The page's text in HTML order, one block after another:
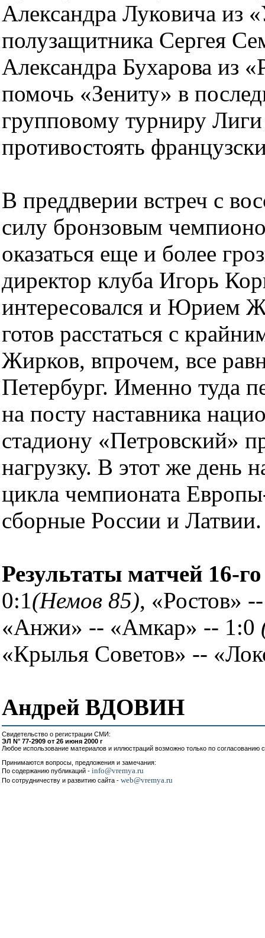
Александра Луковича из
полузащитника Сергея
Александра Бухарова из
помочь «Зениту» в
групповому турниру
противостоять
В преддверии встреч с
силу бронзовым
оказаться еще и более
директор клуба Игорь
интересовался и Юрием
готов расстаться с
Жирков, впрочем, все
Петербург. Именно туда
на посту наставника
стадиону «Петровский»
нагрузку. В этот же день
цикла чемпионата
сборные России и Латвии.
Результаты матчей 16-
0:1(Немов 85), «Ростов»
«Анжи» -- «Амкар» -- 1:0
«Крылья Советов» --
Андрей ВДОВИН
Свидетельство о регистрации СМИ:
ЭЛ N° 77-2909 от 26 июня 2000 г
Любое использование материалов и иллюстраций возможно только по согласованию
Принимаются вопросы, предложения и замечания:
По содержанию публикаций - info@vremya.ru
По сотрудничеству и развитию сайта - web@vremya.ru